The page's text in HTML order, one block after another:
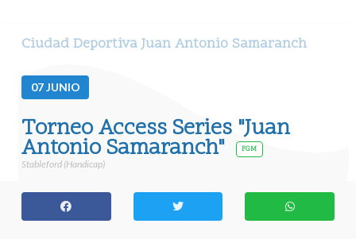
Ciudad Deportiva Juan Antonio Samaranch
07JUNIO
Torneo Access Series "Juan
Antonio Samaranch" FGM
Stableford (Handicap)